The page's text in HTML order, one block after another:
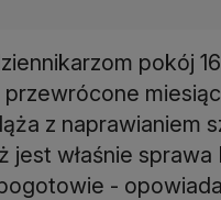
pokój
z naprawianiem
właśnie sprawa
-